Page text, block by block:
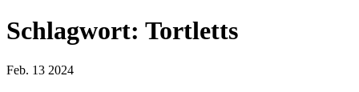
Schlagwort: Tortletts
Feb. 13 2024